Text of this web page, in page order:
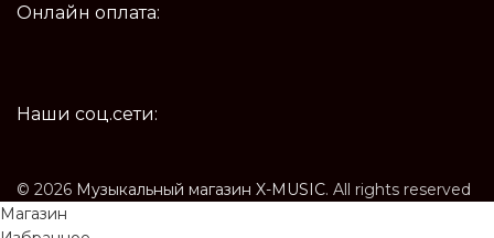
Онлайн оплата:
Наши соц.сети:
© 2026 Музыкальный магазин X-MUSIC. All rights reserved
Магазин